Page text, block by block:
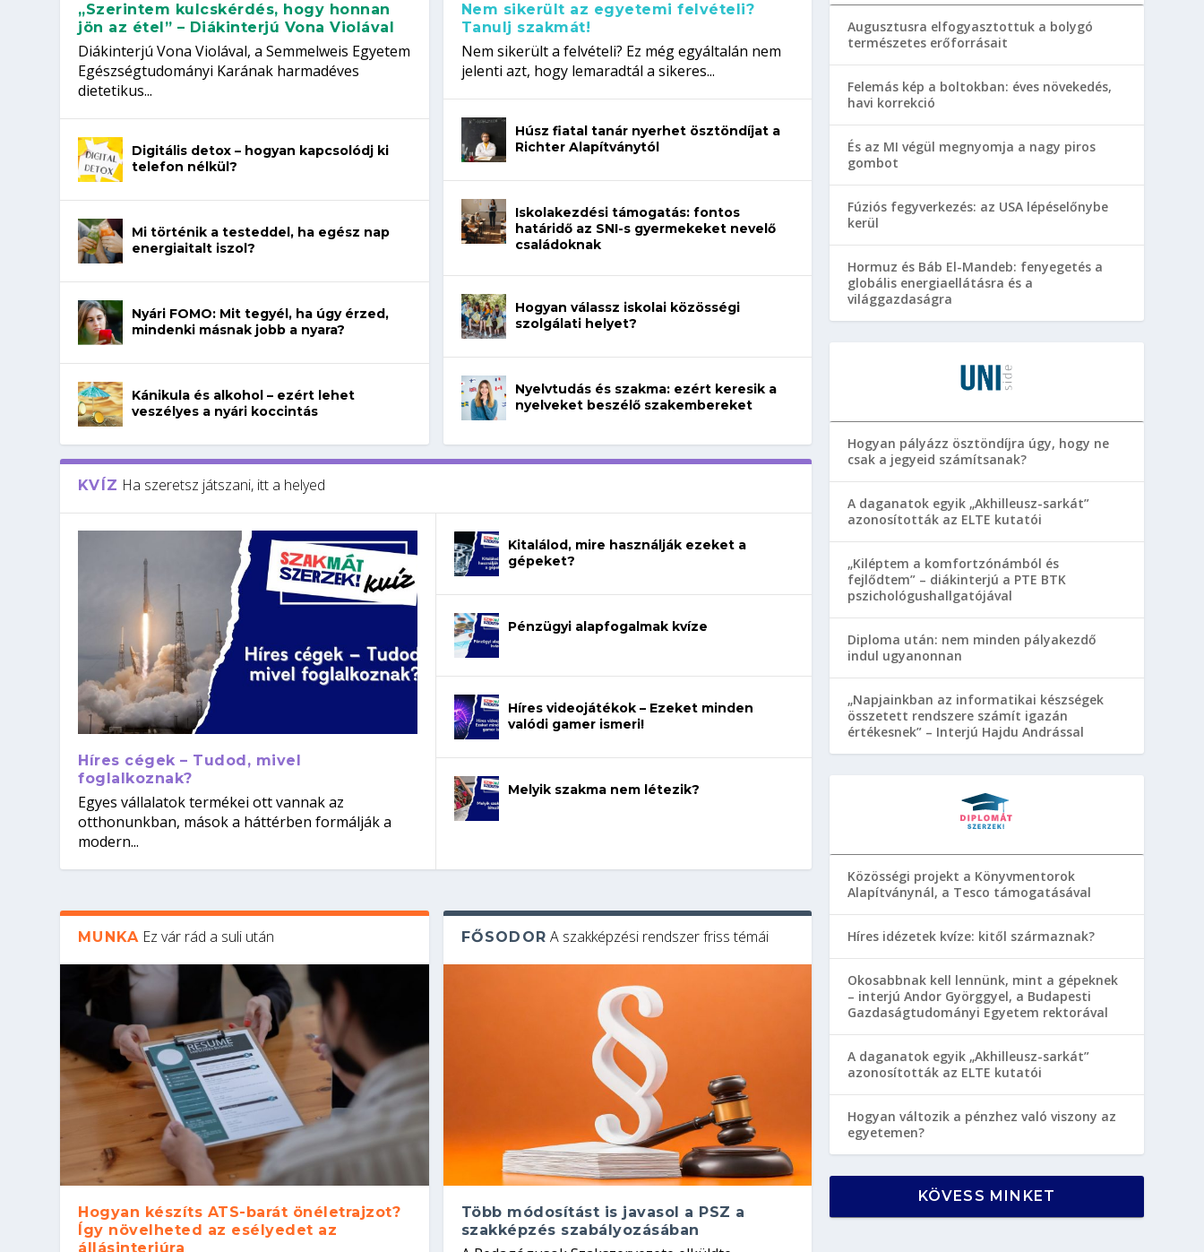
„Szerintem kulcskérdés, hogy honnan
jön az étel” – Diákinterjú Vona Violával
Diákinterjú Vona Violával, a Semmelweis Egyetem
Egészségtudományi Karának harmadéves
dietetikus...
Digitális detox – hogyan kapcsolódj ki
telefon nélkül?
Mi történik a testeddel, ha egész nap
energiaitalt iszol?
Nyári FOMO: Mit tegyél, ha úgy érzed,
mindenki másnak jobb a nyara?
Kánikula és alkohol – ezért lehet
veszélyes a nyári koccintás
Nem sikerült az egyetemi felvételi?
Tanulj szakmát!
Nem sikerült a felvételi? Ez még egyáltalán nem
jelenti azt, hogy lemaradtál a sikeres...
Húsz fiatal tanár nyerhet ösztöndíjat a
Richter Alapítványtól
Iskolakezdési támogatás: fontos
határidő az SNI-s gyermekeket nevelő
családoknak
Hogyan válassz iskolai közösségi
szolgálati helyet?
Nyelvtudás és szakma: ezért keresik a
nyelveket beszélő szakembereket
KVÍZ Ha szeretsz játszani, itt a helyed
Híres cégek – Tudod, mivel
foglalkoznak?
Egyes vállalatok termékei ott vannak az
otthonunkban, mások a háttérben formálják a
modern...
Kitalálod, mire használják ezeket a
gépeket?
Pénzügyi alapfogalmak kvíze
Híres videojátékok – Ezeket minden
valódi gamer ismeri!
Melyik szakma nem létezik?
MUNKA Ez vár rád a suli után
Hogyan készíts ATS-barát önéletrajzot?
Így növelheted az esélyedet az
állásinterjúra
FŐSODOR A szakképzési rendszer friss témái
Több módosítást is javasol a PSZ a
szakképzés szabályozásában
Augusztusra elfogyasztottuk a bolygó
természetes erőforrásait
Felemás kép a boltokban: éves növekedés,
havi korrekció
És az MI végül megnyomja a nagy piros
gombot
Fúziós fegyverkezés: az USA lépéselőnybe
kerül
Hormuz és Báb El-Mandeb: fenyegetés a
globális energiaellátásra és a
világgazdaságra
Hogyan pályázz ösztöndíjra úgy, hogy ne
csak a jegyeid számítsanak?
A daganatok egyik „Akhilleusz-sarkát”
azonosították az ELTE kutatói
„Kiléptem a komfortzónámból és
fejlődtem” – diákinterjú a PTE BTK
pszichológushallgatójával
Diploma után: nem minden pályakezdő
indul ugyanonnan
„Napjainkban az informatikai készségek
összetett rendszere számít igazán
értékesnek” – Interjú Hajdu Andrással
Közösségi projekt a Könyvmentorok
Alapítványnál, a Tesco támogatásával
Híres idézetek kvíze: kitől származnak?
Okosabbnak kell lennünk, mint a gépeknek
– interjú Andor Györggyel, a Budapesti
Gazdaságtudományi Egyetem rektorával
A daganatok egyik „Akhilleusz-sarkát”
azonosították az ELTE kutatói
Hogyan változik a pénzhez való viszony az
egyetemen?
KÖVESS MINKET